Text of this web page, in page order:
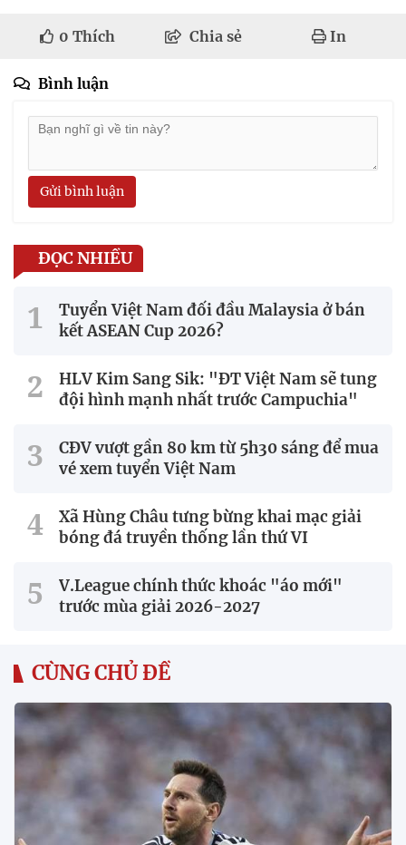
0 Thích Chia sẻ In
Bình luận
Gửi bình luận
ĐỌC NHIỀU
Tuyển Việt Nam đối đầu Malaysia ở bán
kết ASEAN Cup 2026?
HLV Kim Sang Sik: "ĐT Việt Nam sẽ tung
đội hình mạnh nhất trước Campuchia"
CĐV vượt gần 80 km từ 5h30 sáng để mua
vé xem tuyển Việt Nam
Xã Hùng Châu tưng bừng khai mạc giải
bóng đá truyền thống lần thứ VI
V.League chính thức khoác "áo mới"
trước mùa giải 2026-2027
CÙNG CHỦ ĐỀ